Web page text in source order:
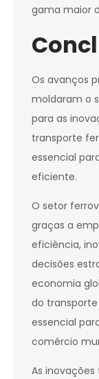
gama maior
Os avanços
moldaram o
para as
transporte
essencial
eficiente.
O setor
graças a
eficiência,
decisões
economia
do
essencial
comércio
As